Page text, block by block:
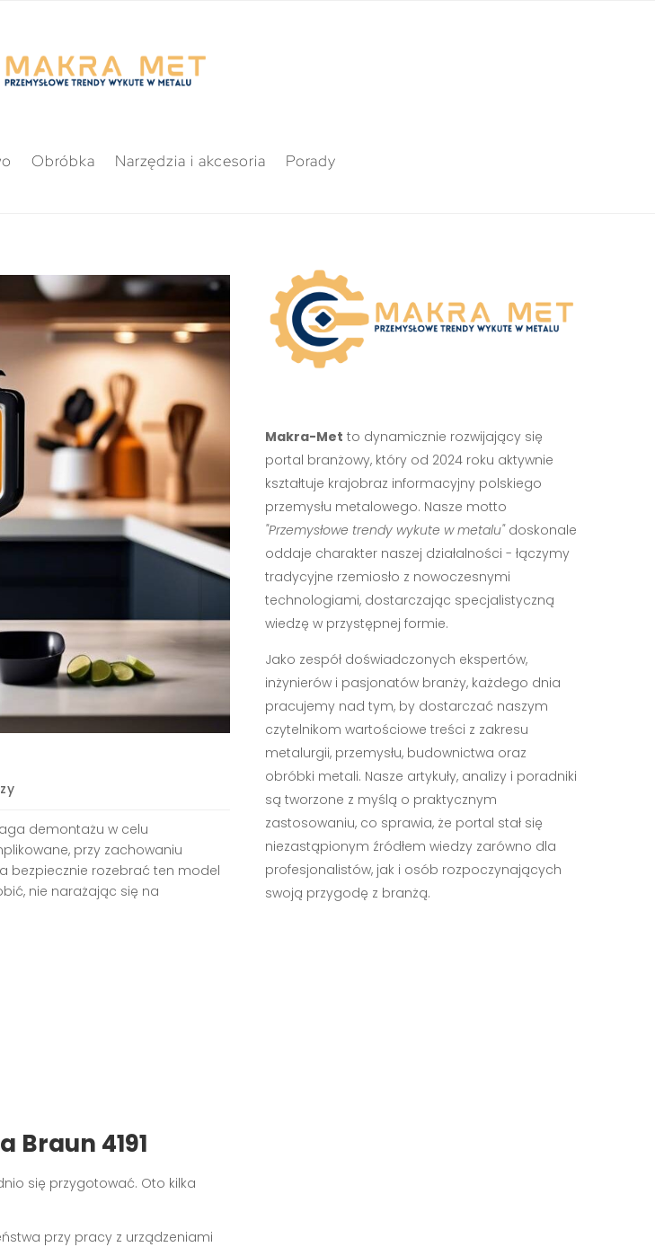
Obróbka Narzędzia i akcesoria Porady
demontażu w celu
przy zachowaniu
bezpiecznie rozebrać ten model
nie narażając się na
4191
się przygotować. Oto kilka
przy pracy z urządzeniami
Makra-Met to dynamicznie rozwijający się
portal branżowy, który od 2024 roku aktywnie
kształtuje krajobraz informacyjny polskiego
przemysłu metalowego. Nasze motto
"Przemysłowe trendy wykute w metalu"doskonale
oddaje charakter naszej działalności - łączymy
tradycyjne rzemiosło z nowoczesnymi
technologiami, dostarczając specjalistyczną
wiedzę w przystępnej formie.
Jako zespół doświadczonych ekspertów,
inżynierów i pasjonatów branży, każdego dnia
pracujemy nad tym, by dostarczać naszym
czytelnikom wartościowe treści z zakresu
metalurgii, przemysłu, budownictwa oraz
obróbki metali. Nasze artykuły, analizy i poradniki
są tworzone z myślą o praktycznym
zastosowaniu, co sprawia, że portal stał się
niezastąpionym źródłem wiedzy zarówno dla
profesjonalistów, jak i osób rozpoczynających
swoją przygodę z branżą.